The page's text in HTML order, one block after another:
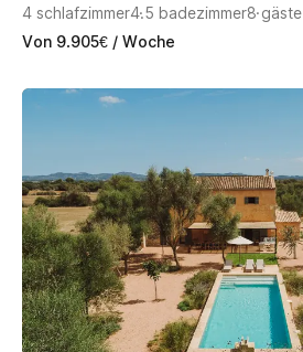
4 schlafzimmer4.5 badezimmer8gäste
Von 9.905€ / Woche